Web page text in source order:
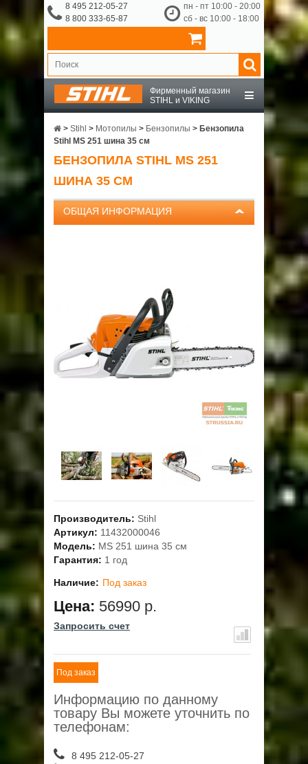
8 495 212-05-27
8 800 333-65-87
пн - пт 10:00 - 20:00
сб - вс 10:00 - 18:00
Фирменный магазин
STIHL и VIKING
STIHL
VIKING
OCHSENKOPF
ОПЛАТА
ГАРАНТИЯ И СЕРВИС
ПОЛЬЗОВАТЕЛЬСКОЕ СОГЛАШЕНИЕ
АКЦИИ
> Stihl > Мотопилы > Бензопилы > Бензопила
Stihl MS 251 шина 35 см
БЕНЗОПИЛА STIHL MS 251
ШИНА 35 СМ
ОБЩАЯ ИНФОРМАЦИЯ
Производитель: Stihl
Артикул: 11432000046
Модель: MS 251 шина 35 см
Гарантия: 1 год
Наличие: Под заказ
Цена: 56990 р.
Запросить счет
Под заказ
Информацию по данному
товару Вы можете уточнить по
телефонам:
8 495 212-05-27